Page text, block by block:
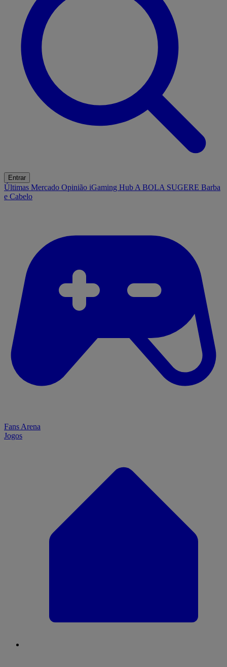
Entrar
Últimas Mercado Opinião iGaming Hub A BOLA SUGERE Barba
e Cabelo
Fans Arena
Jogos